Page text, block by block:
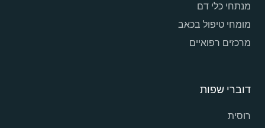
מנתחי כלי דם
מומחי טיפול בכאב
מרכזים רפואיים
דוברי שפות
רוסית